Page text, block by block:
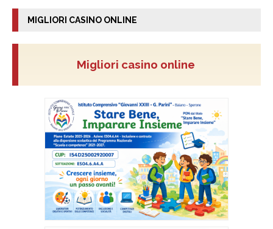
MIGLIORI CASINO ONLINE
Migliori casino online